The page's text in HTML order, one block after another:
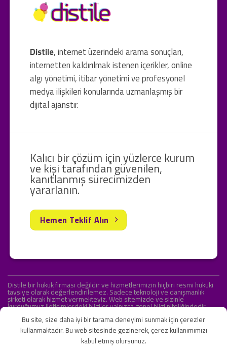
Distile, internet üzerindeki arama sonuçları,
internetten kaldırılmak istenen içerikler, online
algı yönetimi, itibar yönetimi ve profesyonel
medya ilişkileri konularında uzmanlaşmış bir
dijital ajanstır.
Kalıcı bir çözüm için yüzlerce kurum
ve kişi tarafından güvenilen,
kanıtlanmış sürecimizden
yararlanın.
Hemen Teklif Alın
Distile bir hukuk firması değildir ve hizmetlerimizin hiçbiri resmi hukuki
tavsiye olarak değerlendirilemez. Sadece teknoloji ve danışmanlık
şirketi olarak hizmet vermekteyiz. Web sitemizde ve sizinle
kurduğumuz iletişimlerdeki bilgiler yalnızca genel bilgi niteliğindedir.
Bu site, size daha iyi bir tarama deneyimi sunmak için çerezler
kullanmaktadır. Bu web sitesinde gezinerek, çerez kullanımımızı
kabul etmiş olursunuz.